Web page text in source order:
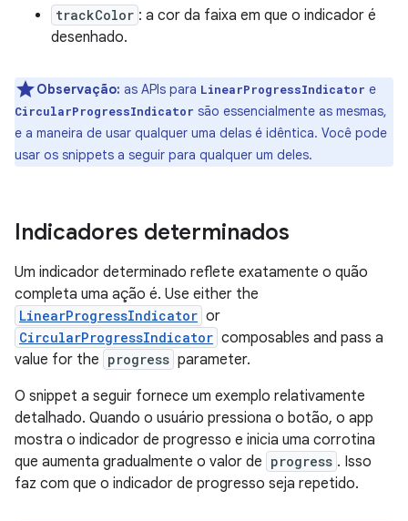
trackColor : a cor da faixa em que o indicador é
desenhado.
Observação: as APIs para LinearProgressIndicator e
CircularProgressIndicator são essencialmente as mesmas,
e a maneira de usar qualquer uma delas é idêntica. Você pode
usar os snippets a seguir para qualquer um deles.
Indicadores determinados
Um indicador determinado reflete exatamente o quão
completa uma ação é. Use either the
LinearProgressIndicator or
CircularProgressIndicator composables and pass a
value for the progress parameter.
O snippet a seguir fornece um exemplo relativamente
detalhado. Quando o usuário pressiona o botão, o app
mostra o indicador de progresso e inicia uma corrotina
que aumenta gradualmente o valor de progress . Isso
faz com que o indicador de progresso seja repetido.